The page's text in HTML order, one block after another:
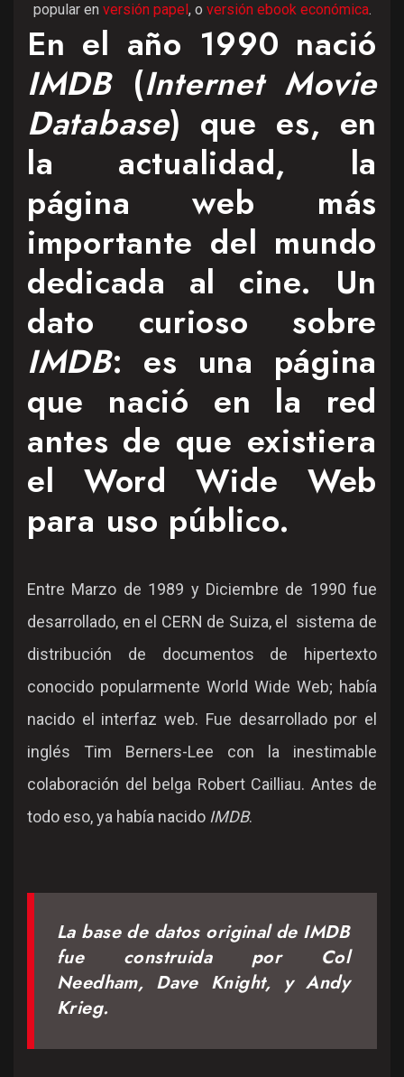
popular en versión papel, o versión ebook económica.
En el año 1990 nació
IMDB(Internet Movie
Database) que es, en
la actualidad, la
página web más
importante del mundo
dedicada al cine. Un
dato curioso sobre
IMDB: es una página
que nació en la red
antes de que existiera
el Word Wide Web
para uso público.
Entre Marzo de 1989 y Diciembre de 1990 fue
desarrollado, en el CERN de Suiza, el sistema de
distribución de documentos de hipertexto
conocido popularmente World Wide Web; había
nacido el interfaz web. Fue desarrollado por el
inglés Tim Berners-Lee con la inestimable
colaboración del belga Robert Cailliau. Antes de
todo eso, ya había nacido IMDB.
La base de datos original de IMDB
fue construida por Col
Needham, Dave Knight, y Andy
Krieg.